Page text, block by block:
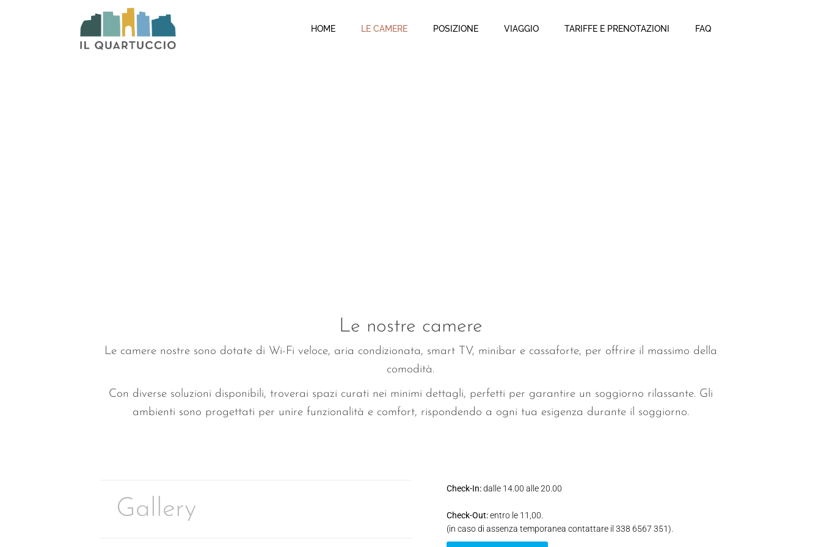
HOME LE CAMERE POSIZIONE VIAGGIO TARIFFE E PRENOTAZIONI FAQ
Le nostre camere
Le camere nostre sono dotate di Wi-Fi veloce, aria condizionata, smart TV, minibar e cassaforte, per offrire il massimo della
comodità.
Con diverse soluzioni disponibili, troverai spazi curati nei minimi dettagli, perfetti per garantire un soggiorno rilassante. Gli
ambienti sono progettati per unire funzionalità e comfort, rispondendo a ogni tua esigenza durante il soggiorno.
Gallery
Check-In:dalle 14.00 alle 20.00
Check-Out:entro le 11,00.
(in caso di assenza temporanea contattare il 338 6567 351).